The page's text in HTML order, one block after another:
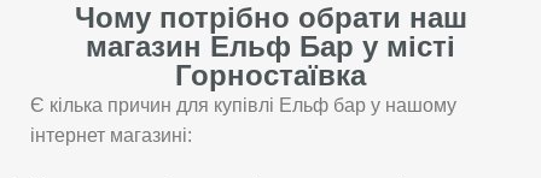
Чому потрібно обрати наш
магазин Ельф Бар у місті
Горностаївка
Є кілька причин для купівлі Ельф бар у нашому
інтернет магазині: